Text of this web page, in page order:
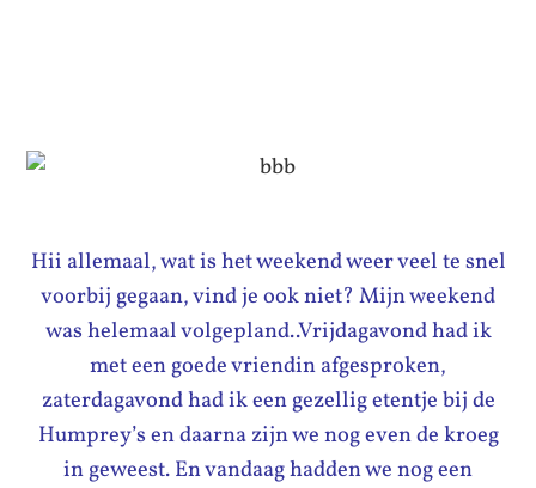
Hii allemaal, wat is het weekend weer veel te snel
voorbij gegaan, vind je ook niet? Mijn weekend
was helemaal volgepland..Vrijdagavond had ik
met een goede vriendin afgesproken,
zaterdagavond had ik een gezellig etentje bij de
Humprey’s en daarna zijn we nog even de kroeg
in geweest. En vandaag hadden we nog een